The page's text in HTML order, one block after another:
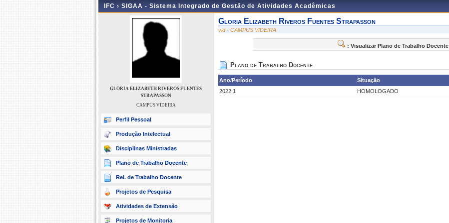
IFC › SIGAA - Sistema Integrado de Gestão de Atividades Acadêmicas
GLORIA ELIZABETH RIVEROS FUENTES
STRAPASSON
CAMPUS VIDEIRA
Perfil Pessoal
Produção Intelectual
Disciplinas Ministradas
Plano de Trabalho Docente
Rel. de Trabalho Docente
Projetos de Pesquisa
Atividades de Extensão
Projetos de Monitoria
Gloria Elizabeth Riveros Fuentes Strapasson
vid - CAMPUS VIDEIRA
: Visualizar Plano de Trabalho Docente
Plano de Trabalho Docente
Ano/Período
Situação
2022.1
HOMOLOGADO